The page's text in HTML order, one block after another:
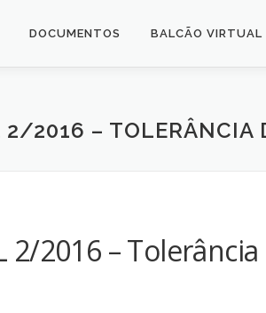
DOCUMENTOS BALCÃO VIRTUAL
2/2016 – TOLERÂNCIA
2/2016 –